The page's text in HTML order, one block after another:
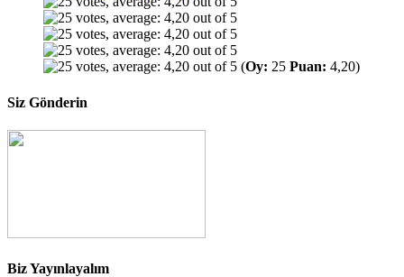
(Oy: 25 Puan: 4,20)
Siz Gönderin
Biz Yayınlayalım